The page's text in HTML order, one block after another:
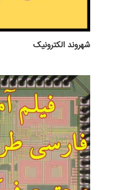
شهروند الکترونیک